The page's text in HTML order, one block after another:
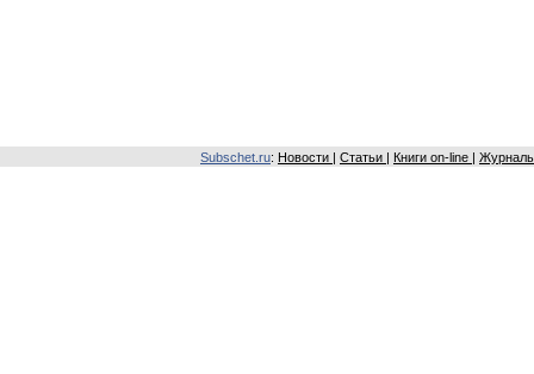
Subschet.ru: Новости Статьи Книги on-line